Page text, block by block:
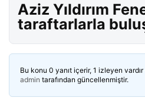
Aziz Yıldırım
taraftarlarla
Bu konu 0 yanıt içerir, 1 izleyen
admin tarafından güncellenmiştir.